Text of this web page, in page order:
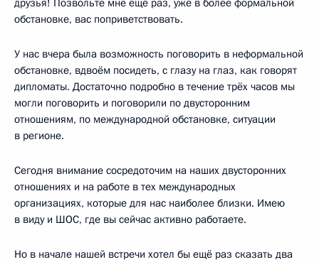
обстановке, вас поприветствовать.
У нас вчера была возможность поговорить в неформальной
обстановке, вдвоём посидеть, с глазу на глаз, как говорят
дипломаты. Достаточно подробно в течение трёх часов мы
могли поговорить и поговорили по двусторонним
отношениям, по международной обстановке, ситуации
в регионе.
Сегодня внимание сосредоточим на наших двусторонних
отношениях и на работе в тех международных
организациях, которые для нас наиболее близки. Имею
в виду и ШОС, где вы сейчас активно работаете.
Но в начале нашей встречи хотел бы ещё раз сказать два